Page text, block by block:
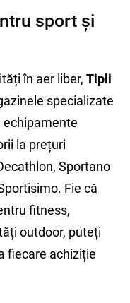
sport și
în aer liber, Tipli
specializate
echipamente
la prețuri
, Sportano
. Fie că
fitness,
outdoor, puteți
fiecare achiziție